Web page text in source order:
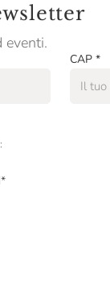
eventi.
CAP *
*